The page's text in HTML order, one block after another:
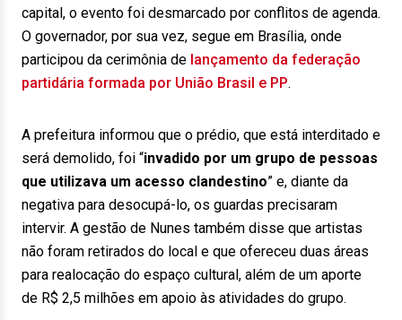
capital, o evento foi desmarcado por conflitos de agenda.
O governador, por sua vez, segue em Brasília, onde
participou da cerimônia de lançamento da federação
partidária formada por União Brasil e PP.
A prefeitura informou que o prédio, que está interditado e
será demolido, foi “invadido por um grupo de pessoas
que utilizava um acesso clandestino” e, diante da
negativa para desocupá-lo, os guardas precisaram
intervir. A gestão de Nunes também disse que artistas
não foram retirados do local e que ofereceu duas áreas
para realocação do espaço cultural, além de um aporte
de R$ 2,5 milhões em apoio às atividades do grupo.